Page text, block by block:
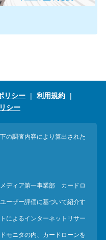
金をおすすめしな
借りるには？年利
カードローンと比
リシー
利用規約
シー
の調査内容により算出された
ディア第一事業部 カードロ
ーザー評価に基づいて紹介す
によるインターネットリサー
モニタの内、カードローンを